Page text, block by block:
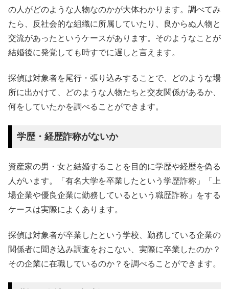
の人がどのような人物なのかが大体わかります。調べてみ
たら、反社会的な組織に所属していたり、良からぬ人物と
交流があったというケースがあります。そのようなことが
結婚後に発覚しても時すでに遅しと言えます。
探偵は対象者を尾行・張り込みすることで、どのような場
所に出かけて、どのような人物たちと交友関係があるか、
何をしていたかを調べることができます。
学歴・経歴詐称がないか
資産家の男・女と結婚することを目的に学歴や経歴を偽る
人がいます。「有名大学を卒業したという学歴詐称」「上
場企業や優良企業に勤務しているという職歴詐称」をする
ケースは実際によくあります。
探偵は対象者が卒業したという学校、勤務している企業の
関係者に聞き込み調査をおこない、実際に卒業したのか？
その企業に在職しているのか？を調べることができます。